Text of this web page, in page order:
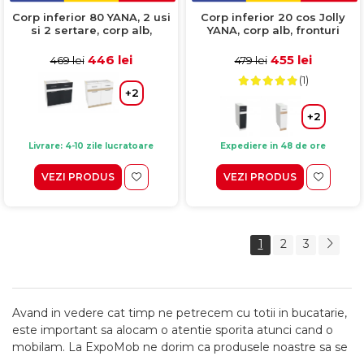
Corp inferior 80 YANA, 2 usi
si 2 sertare, corp alb,
cm
469 lei 446 lei
+2
Livrare: 4-10 zile lucratoare
VEZI PRODUS
Corp inferior 20 cos Jolly
YANA, corp alb, fronturi
deschis, 20x50x77 cm
479 lei 455 lei
(1)
+2
Expediere in 48 de ore
VEZI PRODUS
1 2 3
Avand in vedere cat timp ne petrecem cu totii in bucatarie,
este important sa alocam o atentie sporita atunci cand o
mobilam. La ExpoMob ne dorim ca produsele noastre sa se